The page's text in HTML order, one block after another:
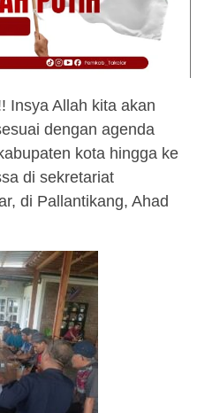
Insya Allah kita akan
dengan agenda
kota hingga ke
di sekretariat
di Pallantikang, Ahad